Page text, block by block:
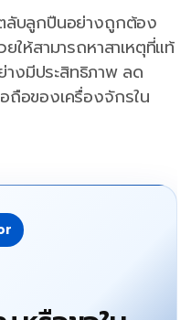
ตลับลูกปืนอย่างถูกต้อง
ให้สามารถหาสาเหตุที่แท้
างมีประสิทธิภาพ ลด
ถือของเครื่องจักรใน